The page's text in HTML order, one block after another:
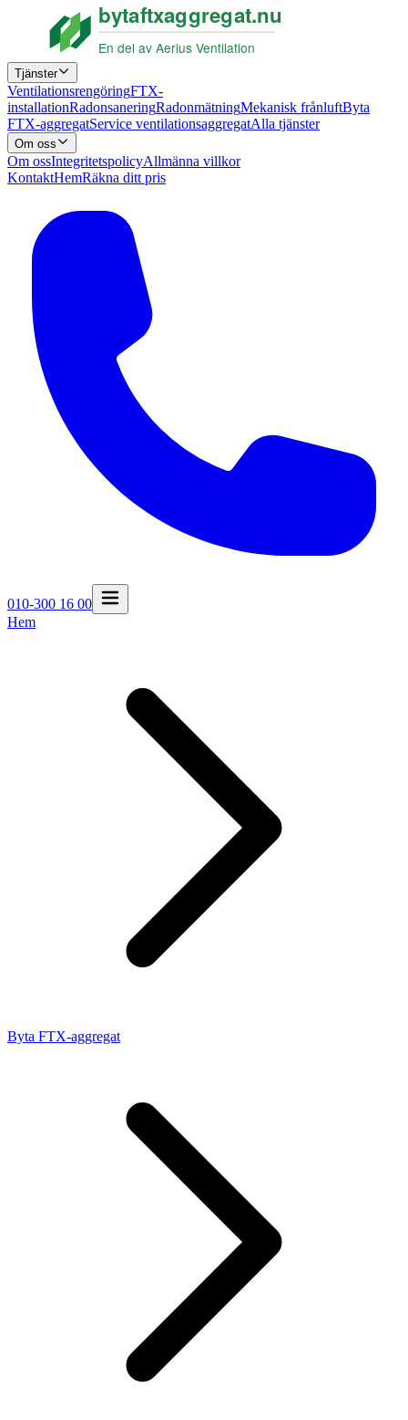
Tjänster
VentilationsrengöringFTX-
installationRadonsaneringRadonmätningMekanisk frånluftByta
FTX-aggregatService ventilationsaggregatAlla tjänster
Om oss
Om ossIntegritetspolicyAllmänna villkor
KontaktHemRäkna ditt pris
010-300 16 00
Hem
Byta FTX-aggregat